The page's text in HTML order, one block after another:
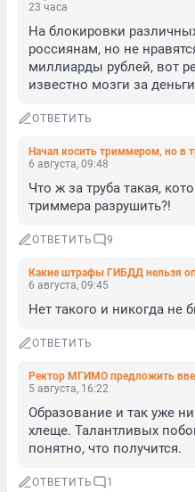
23 часа
На блокировки
россиянам, но не
миллиарды рублей, вот
известно мозги за
ОТВЕТИТЬ
6 августа, 09:48
Что ж за труба такая,
триммера разрушить?!
ОТВЕТИТЬ 9
Какие штрафы ГИБДД нельзя
6 августа, 09:45
Нет такого и никогда не
ОТВЕТИТЬ
5 августа, 16:22
Образование и так уже
хлеще. Талантливых
понятно, что получится.
ОТВЕТИТЬ 1